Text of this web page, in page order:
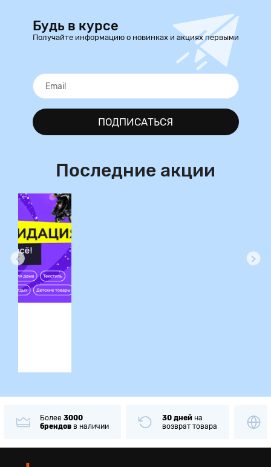
Будь в курсе
Получайте информацию о новинках и акциях первыми
ПОДПИСАТЬСЯ
Последние акции
Более 3000
брендов в наличии
30 дней на
возврат товара